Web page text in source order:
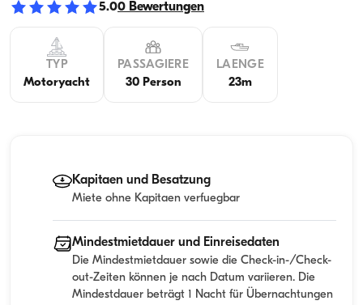
5.00 Bewertungen
TYP
Motoryacht
PASSAGIERE
30 Person
LAENGE
23m
Kapitaen und Besatzung
Miete ohne Kapitaen verfuegbar
Mindestmietdauer und Einreisedaten
Die Mindestmietdauer sowie die Check-in-/Check-
out-Zeiten können je nach Datum variieren. Die
Mindestdauer beträgt 1 Nacht für Übernachtungen